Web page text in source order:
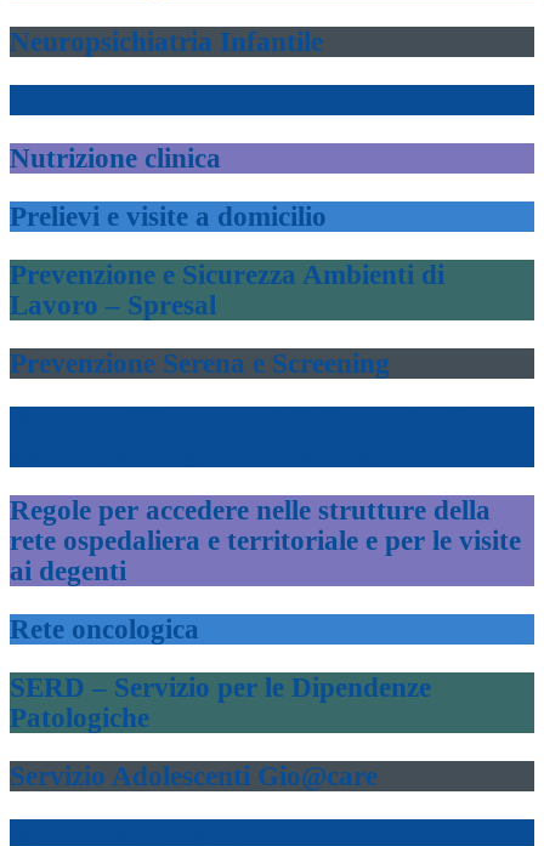
Neuropsichiatria Infantile
Nutrizione clinica
Prelievi e visite a domicilio
Prevenzione e Sicurezza Ambienti di
Lavoro – Spresal
Prevenzione Serena e Screening
Regole per accedere nelle strutture della
rete ospedaliera e territoriale e per le visite
ai degenti
Rete oncologica
SERD – Servizio per le Dipendenze
Patologiche
Servizio Adolescenti Gio@care